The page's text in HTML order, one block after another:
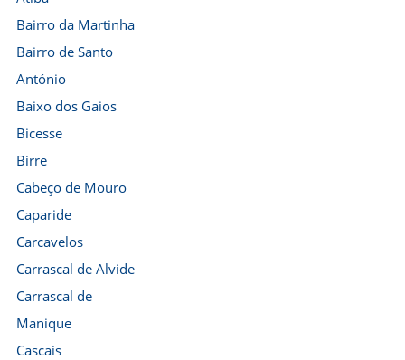
Bairro da Martinha
Bairro de Santo
António
Baixo dos Gaios
Bicesse
Birre
Cabeço de Mouro
Caparide
Carcavelos
Carrascal de Alvide
Carrascal de
Manique
Cascais